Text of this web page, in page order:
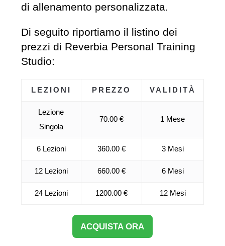
di allenamento personalizzata.
Di seguito riportiamo il listino dei
prezzi di Reverbia Personal Training
Studio:
LEZIONI PREZZO VALIDITÀ
Lezione
Singola
70.00 € 1 Mese
6 Lezioni 360.00 € 3 Mesi
12 Lezioni 660.00 € 6 Mesi
24 Lezioni 1200.00 € 12 Mesi
ACQUISTA ORA